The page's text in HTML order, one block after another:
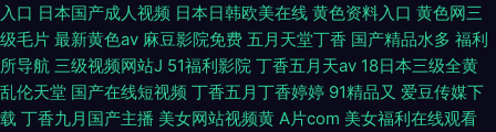
入口 日本国产成人视频 日本日韩欧美在线 黄色资料入口 黄色网三
级毛片 最新黄色av 麻豆影院免费 五月天堂丁香 国产精品水多 福利
所导航 三级视频网站J 51福利影院 丁香五月天av 18日本三级全黄
乱伦天堂 国产在线短视频 丁香五月丁香婷婷 91精品又 爱豆传媒下
载 丁香九月国产主播 美女网站视频黄 A片com 美女福利在线观看